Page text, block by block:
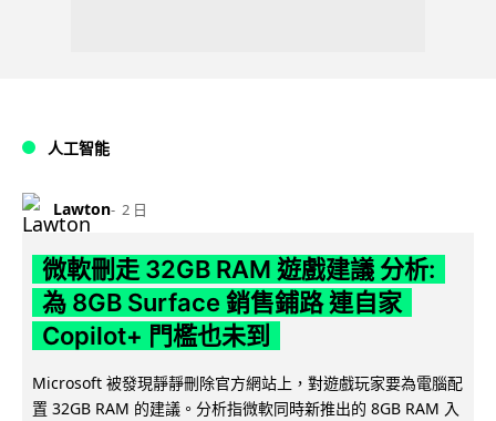
人工智能
Lawton 2 日
微軟刪走 32GB RAM 遊戲建議 分析:
為 8GB Surface 銷售鋪路 連自家
Copilot+ 門檻也未到
Microsoft 被發現靜靜刪除官方網站上，對遊戲玩家要為電腦配
置 32GB RAM 的建議。分析指微軟同時新推出的 8GB RAM 入